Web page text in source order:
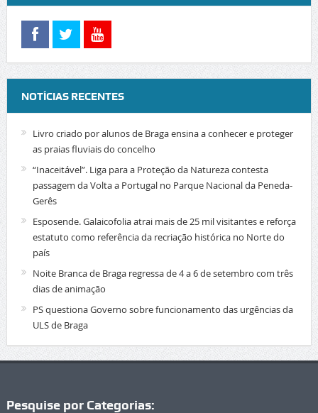
NOTÍCIAS RECENTES
Livro criado por alunos de Braga ensina a conhecer e proteger
as praias fluviais do concelho
“Inaceitável”. Liga para a Proteção da Natureza contesta
passagem da Volta a Portugal no Parque Nacional da Peneda-
Gerês
Esposende. Galaicofolia atrai mais de 25 mil visitantes e reforça
estatuto como referência da recriação histórica no Norte do
país
Noite Branca de Braga regressa de 4 a 6 de setembro com três
dias de animação
PS questiona Governo sobre funcionamento das urgências da
ULS de Braga
Pesquise por Categorias: